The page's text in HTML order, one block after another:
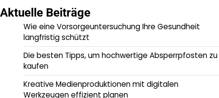
Aktuelle Beiträge
Wie eine Vorsorgeuntersuchung Ihre Gesundheit
langfristig schützt
Die besten Tipps, um hochwertige Absperrpfosten zu
kaufen
Kreative Medienproduktionen mit digitalen
Werkzeugen effizient planen